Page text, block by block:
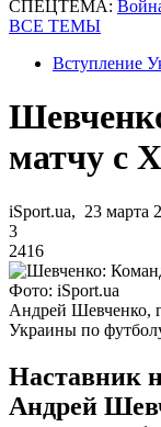
СПЕЦТЕМА:
ВСЕ ТЕМЫ
Вступление
матчу с
iSport.ua, 23 марта
3
2416
Фото: iSport.ua
Андрей Шевченко,
Украины по
Наставник
Андрей